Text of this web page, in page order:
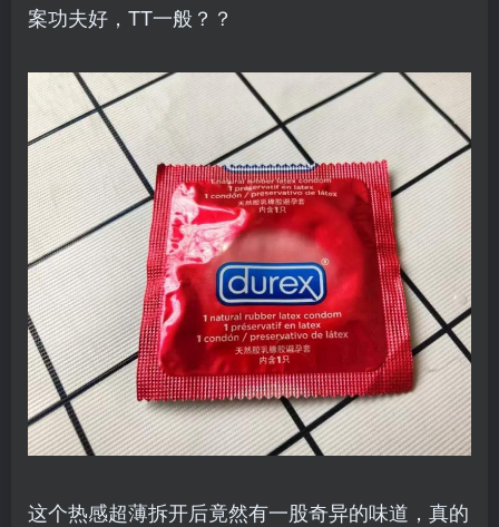
案功夫好，TT一般？？
这个热感超薄拆开后竟然有一股奇异的味道，真的